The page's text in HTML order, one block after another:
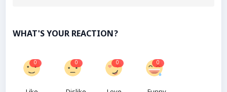
WHAT'S YOUR REACTION?
0 0 0 0